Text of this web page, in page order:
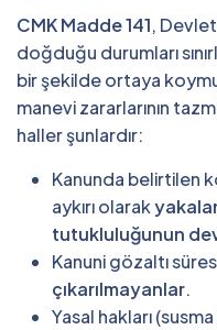
CMK Madde 141,
doğduğu durumları
bir şekilde ortaya
manevi zararlarının
haller şunlardır:
Kanunda belirtilen
aykırı olarak
tutukluluğunun
Kanuni gözaltı
çıkarılmayanlar.
Yasal hakları